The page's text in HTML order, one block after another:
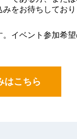
をお待ちしており
イベント参加希
はこちら